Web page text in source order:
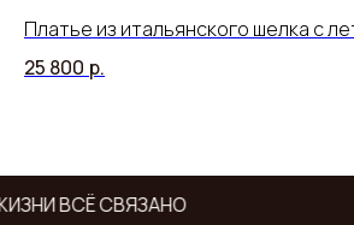
Платье из итальянского шелка с
25 800 р.
ВСЁ СВЯЗАНО